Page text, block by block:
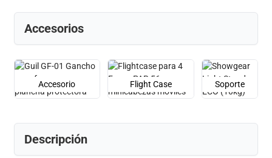
Accesorios
Accesorio Flight Case Soporte
Descripción